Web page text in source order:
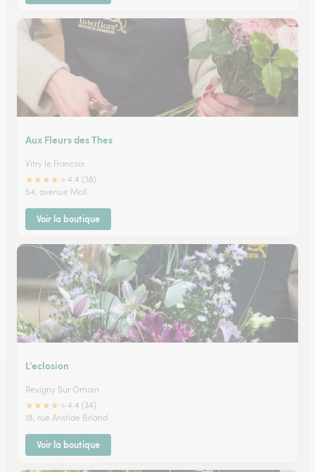
Aux Fleurs des Thes
Vitry le Francois
★★★★
4.4 (38)
54, avenue Moll
Voir la boutique
L’eclosion
Revigny Sur Ornain
★★★★
4.4 (34)
18, rue Aristide Briand
Voir la boutique